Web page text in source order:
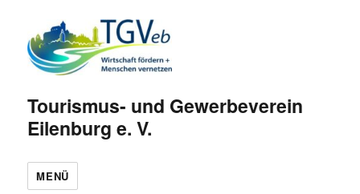
Tourismus- und Gewerbeverein
Eilenburg e. V.
MENÜ